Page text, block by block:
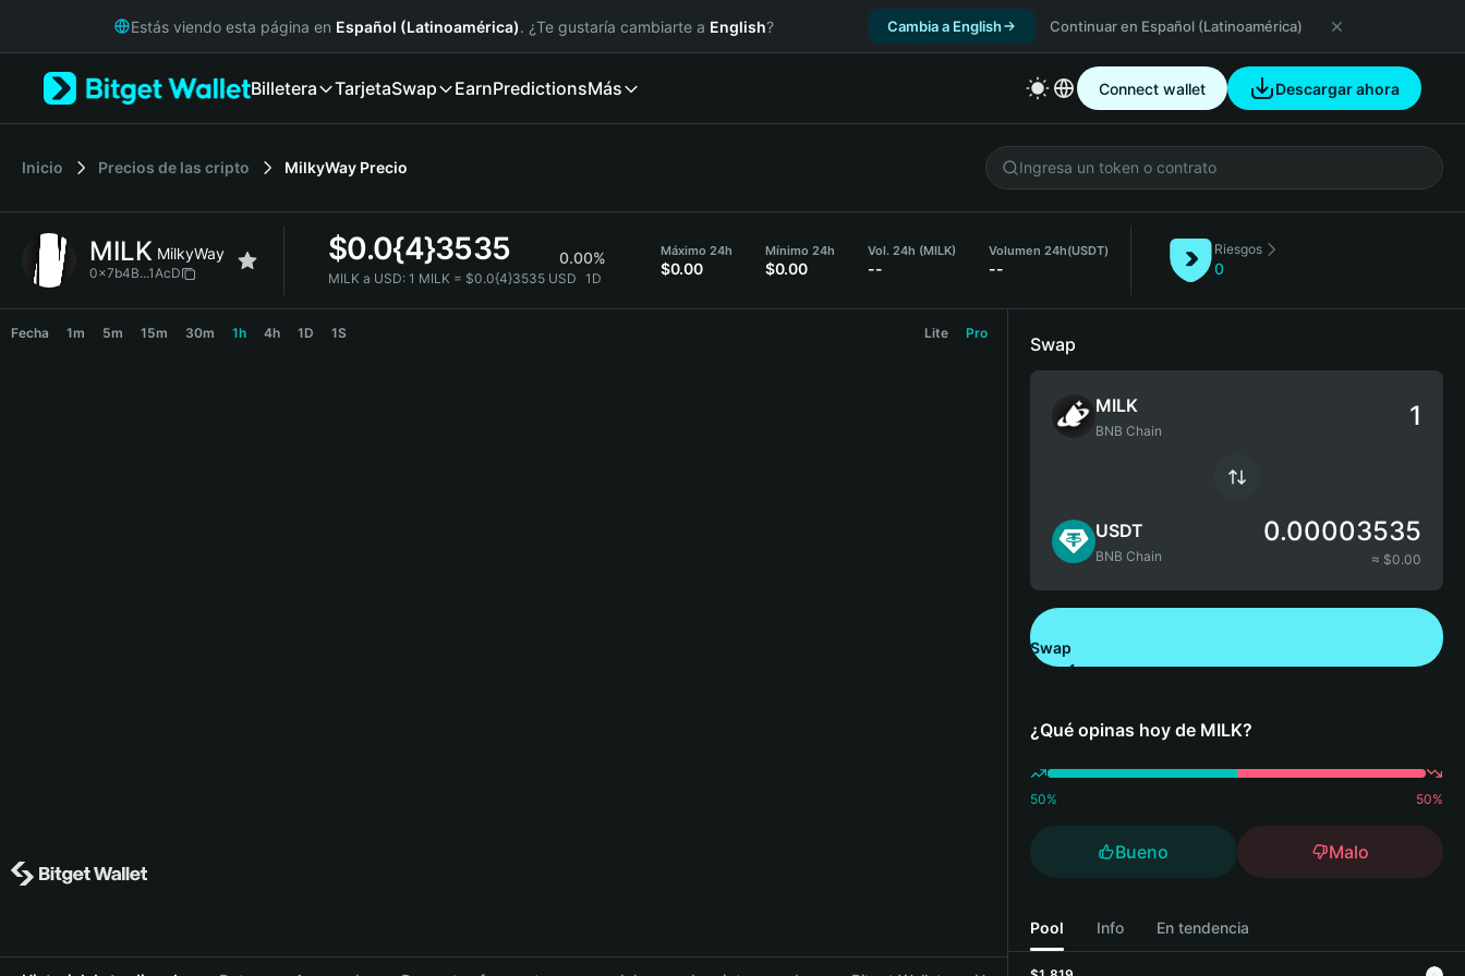
Русский
Italiano
简体中文
繁體中文
Bahasa Indonesia
Estás viendo esta página en Español (Latinoamérica). ¿Te gustaría cambiarte a English? Cambia a English Continuar en Español (Latinoamérica)
Billetera TarjetaSwap EarnPredictionsMás Connect wallet Descargar ahora
Inicio Precios de las cripto MilkyWay Precio
MILK MilkyWay
0x7b4B...1AcD
$0.0{4}3535 0.00%
MILK a USD: 1 MILK = $0.0{4}3535 USD 1D
Máximo 24h
$0.00
Mínimo 24h
$0.00
Vol. 24h (MILK)
--
Volumen 24h(USDT)
--
Riesgos
0
Fecha 1m 5m 15m 30m 1h 4h 1D 1S Lite Pro
Swap
MILK
BNB Chain
USDT
BNB Chain
0.00003535
≈ $0.00
Swap
¿Qué opinas hoy de MILK?
50% 50%
Bueno Malo
Pool Info En tendencia